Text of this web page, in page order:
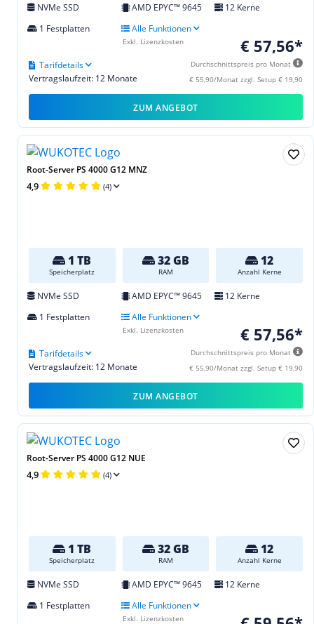
NVMe SSD AMD EPYC™ 9645
12 Kerne
1 Festplatten
Alle Funktionen
€ 57,56*
Durchschnittspreis pro Monat
€ 55,90/Monat zzgl. Setup € 19,90
Vertragslaufzeit: 12 Monate
Tarifdetails
Exkl. Lizenzkosten
ZUM ANGEBOT
Root-Server PS 4000 G12 MNZ
4,9 (4)
1 TB
Speicherplatz
32 GB
RAM
12
Anzahl Kerne
NVMe SSD AMD EPYC™ 9645
12 Kerne
1 Festplatten
Alle Funktionen
€ 57,56*
Durchschnittspreis pro Monat
€ 55,90/Monat zzgl. Setup € 19,90
Vertragslaufzeit: 12 Monate
Tarifdetails
Exkl. Lizenzkosten
ZUM ANGEBOT
Root-Server PS 4000 G12 NUE
4,9 (4)
1 TB
Speicherplatz
32 GB
RAM
12
Anzahl Kerne
NVMe SSD AMD EPYC™ 9645
12 Kerne
1 Festplatten
Alle Funktionen
Exkl. Lizenzkosten